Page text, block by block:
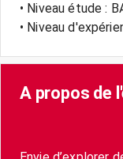
• Niveau étude :
• Niveau
A propos de